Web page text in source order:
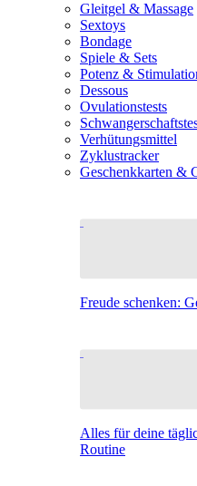
Gleitgel & Massage
Sextoys
Bondage
Spiele & Sets
Potenz &
Dessous
Ovulationstests
Verhütungsmittel
Zyklustracker
Geschenkkarten &
Freude schenken:
Alles für deine
Routine